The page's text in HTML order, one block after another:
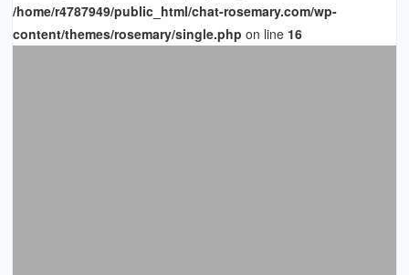
/home/r4787949/public_html/chat-rosemary.com/wp-
content/themes/rosemary/single.php on line 16